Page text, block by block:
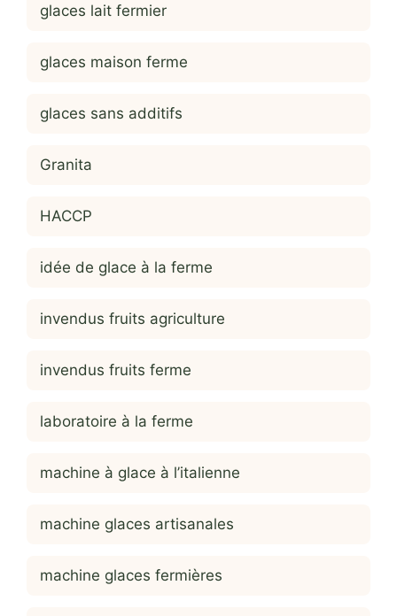
glaces lait fermier
glaces maison ferme
glaces sans additifs
Granita
HACCP
idée de glace à la ferme
invendus fruits agriculture
invendus fruits ferme
laboratoire à la ferme
machine à glace à l’italienne
machine glaces artisanales
machine glaces fermières